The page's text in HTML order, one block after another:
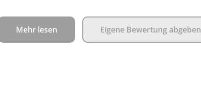
Mehr lesen Eigene Bewertung abgeben